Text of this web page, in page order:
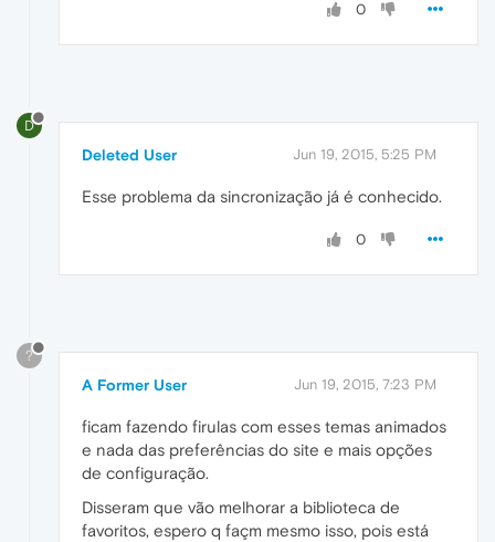
0
D
Deleted User Jun 19, 2015, 5:25 PM
Esse problema da sincronização já é conhecido.
0
?
A Former User Jun 19, 2015, 7:23 PM
ficam fazendo firulas com esses temas animados
e nada das preferências do site e mais opções
de configuração.
Disseram que vão melhorar a biblioteca de
favoritos, espero q façm mesmo isso, pois está